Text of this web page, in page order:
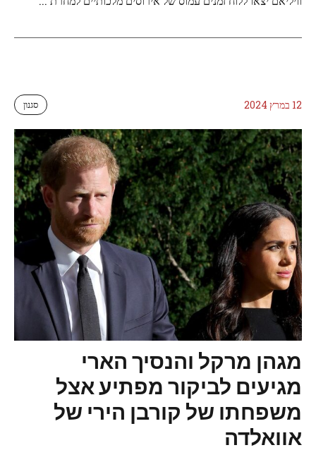
12 במרץ 2024 סגנון
מגהן מרקל והנסיך הארי
מגיעים לביקור מפתיע אצל
משפחתו של קורבן הירי של
אוואלדה